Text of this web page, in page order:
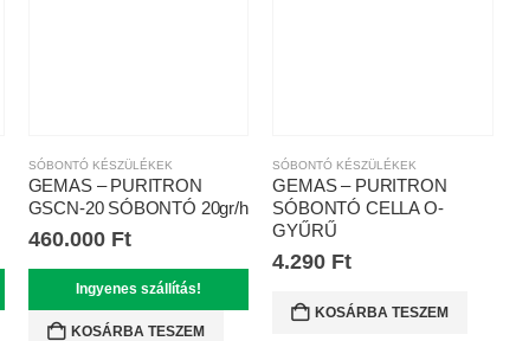
SÓBONTÓ KÉSZÜLÉKEK
GEMAS – PURITRON
GSCN-20 SÓBONTÓ 20gr/h
460.000 Ft
Ingyenes szállítás!
KOSÁRBA TESZEM
SÓBONTÓ KÉSZÜLÉKEK
GEMAS – PURITRON
SÓBONTÓ CELLA O-
GYŰRŰ
4.290 Ft
KOSÁRBA TESZEM